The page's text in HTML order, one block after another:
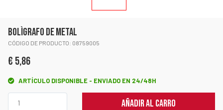
BOLÌGRAFO DE METAL
CÓDIGO DE PRODUCTO: 08759005
€ 5,86
ARTÍCULO DISPONIBLE - ENVIADO EN 24/48H
AÑADIR AL CARRO